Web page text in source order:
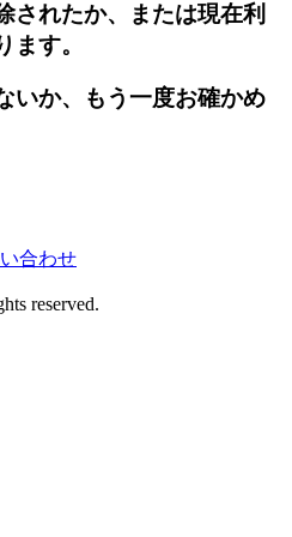
されたか、または現在利
ます。
いか、もう一度お確かめ
合わせ
reserved.